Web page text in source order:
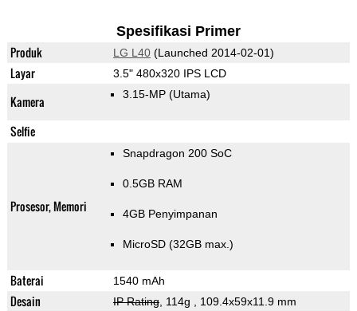
Spesifikasi Primer
Produk LG L40(Launched 2014-02-01)
Layar 3.5" 480x320 IPS LCD
Kamera 3.15-MP (Utama)
Selfie
Prosesor, Memori
Snapdragon 200 SoC
0.5GB RAM
4GB Penyimpanan
MicroSD (32GB max.)
Baterai 1540 mAh
Desain IP Rating, 114g , 109.4x59x11.9 mm